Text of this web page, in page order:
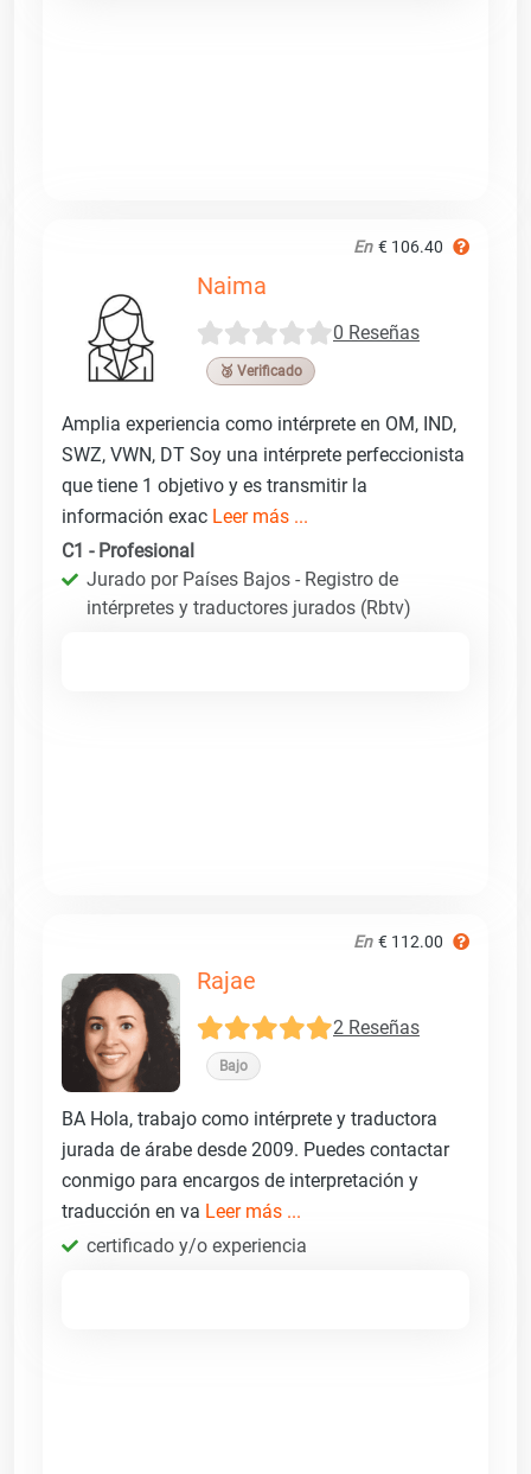
En € 106.40
Naima
0 Reseñas
🥉 Verificado
Amplia experiencia como intérprete en OM, IND,
SWZ, VWN, DT Soy una intérprete perfeccionista
que tiene 1 objetivo y es transmitir la
información exac Leer más ...
C1 - Profesional
Jurado por Países Bajos - Registro de
intérpretes y traductores jurados (Rbtv)
En € 112.00
Rajae
2 Reseñas
Bajo
BA Hola, trabajo como intérprete y traductora
jurada de árabe desde 2009. Puedes contactar
conmigo para encargos de interpretación y
traducción en va Leer más ...
certificado y/o experiencia